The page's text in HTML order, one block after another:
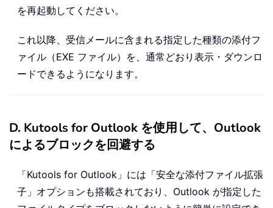
を再起動してください。
これ以降、受信メールに含まれる指定した種類の添付フ
ァイル（EXE ファイル）を、通常どおり表示・ダウンロ
ードできるようになります。
D. Kutools for Outlook を使用して、Outlook
によるブロックを回避する
「Kutools for Outlook」には「安全な添付ファイル拡張
子」オプションも搭載されており、Outlook が指定した